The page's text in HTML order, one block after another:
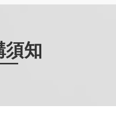
須知